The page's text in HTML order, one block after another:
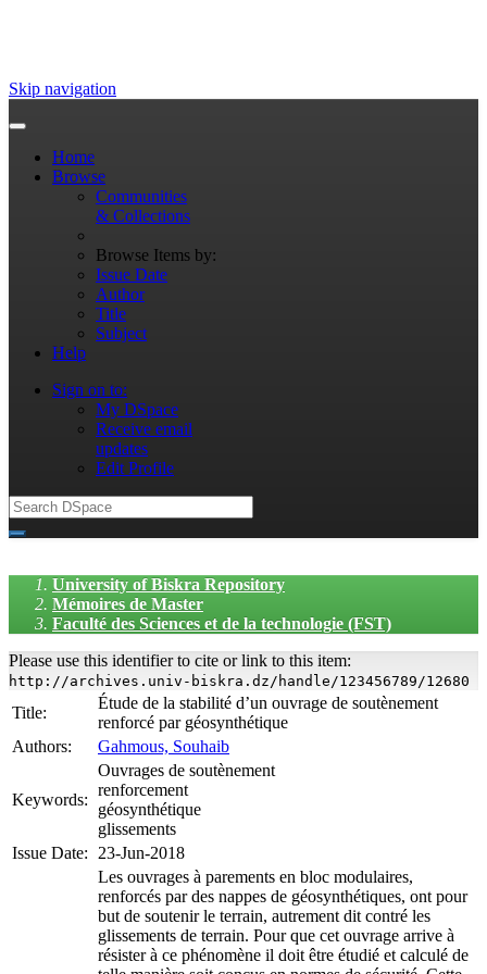
Skip navigation
Home
Browse
Communities
& Collections
Browse Items by:
Issue Date
Author
Title
Subject
Help
Sign on to:
My DSpace
Receive email
updates
Edit Profile
University of Biskra Repository
Mémoires de Master
Faculté des Sciences et de la technologie (FST)
Please use this identifier to cite or link to this item:
http://archives.univ-biskra.dz/handle/123456789/12680
Title:
Étude de la stabilité d’un ouvrage de soutènement
renforcé par géosynthétique
Authors:
Gahmous, Souhaib
Keywords:
Ouvrages de soutènement
renforcement
géosynthétique
glissements
Issue Date:
23-Jun-2018
Les ouvrages à parements en bloc modulaires,
renforcés par des nappes de géosynthétiques, ont pour
but de soutenir le terrain, autrement dit contré les
glissements de terrain. Pour que cet ouvrage arrive à
résister à ce phénomène il doit être étudié et calculé de